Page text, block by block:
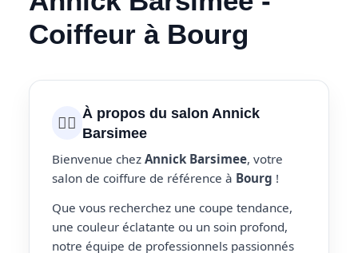
Coiffeur à Bourg
💇‍♀️ À propos du salon Annick
Barsimee
Bienvenue chez Annick Barsimee, votre
salon de coiffure de référence à Bourg !
Que vous recherchez une coupe tendance,
une couleur éclatante ou un soin profond,
notre équipe de professionnels passionnés